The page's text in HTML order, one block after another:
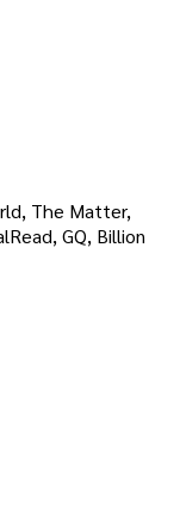
The Matter,
GQ, Billion